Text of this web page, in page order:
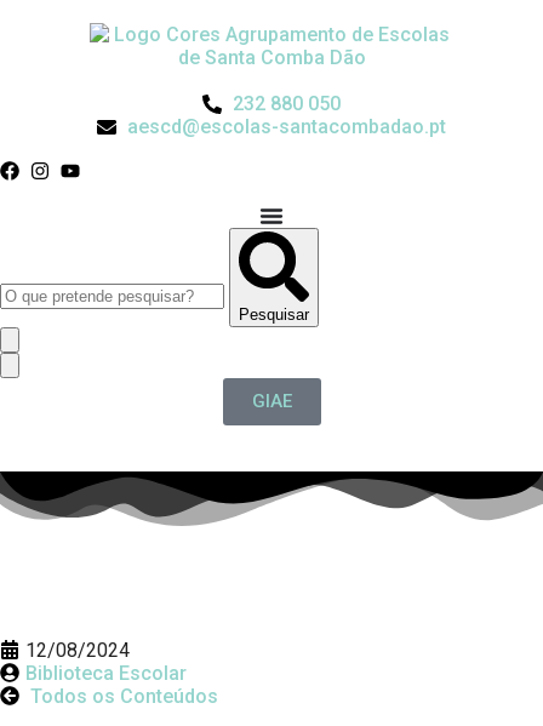
232 880 050
aescd@escolas-santacombadao.pt
Pesquisar
GIAE
12/08/2024
Biblioteca Escolar
Todos os Conteúdos